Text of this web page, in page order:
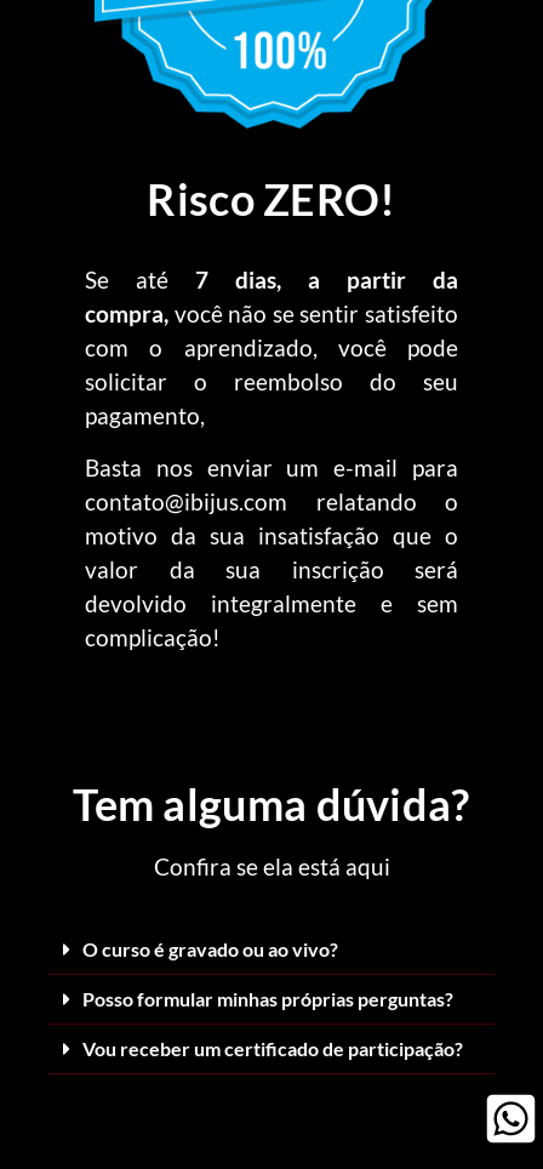
Risco ZERO!
Se até 7 dias, a partir da
compra, você não se sentir satisfeito
com o aprendizado, você pode
solicitar o reembolso do seu
pagamento,
Basta nos enviar um e-mail para
contato@ibijus.com relatando o
motivo da sua insatisfação que o
valor da sua inscrição será
devolvido integralmente e sem
complicação!
Tem alguma dúvida?
Confira se ela está aqui
O curso é gravado ou ao vivo?
Posso formular minhas próprias perguntas?
Vou receber um certificado de participação?